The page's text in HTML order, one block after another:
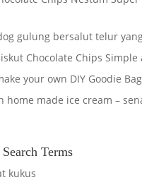
gulung bersalut telur
Chocolate Chips Simple
your own DIY Goodie
home made ice cream –
Terms
kukus